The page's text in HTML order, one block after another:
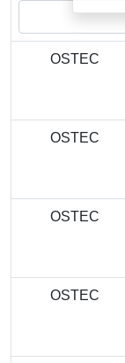
OSTEC
OSTEC
OSTEC
OSTEC